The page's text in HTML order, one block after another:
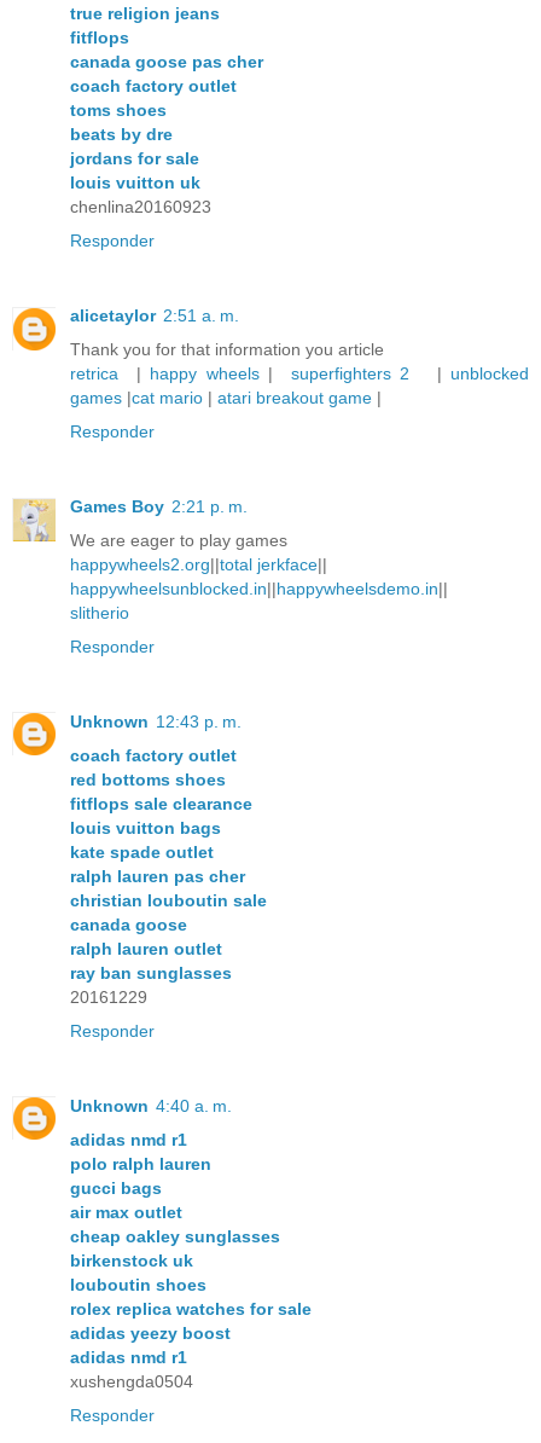
true religion jeans
fitflops
canada goose pas cher
coach factory outlet
toms shoes
beats by dre
jordans for sale
louis vuitton uk
chenlina20160923
Responder
alicetaylor 2:51 a. m.
Thank you for that information you article
retrica | happy wheels| superfighters 2 | unblocked
games |cat mario | atari breakout game |
Responder
Games Boy 2:21 p. m.
We are eager to play games
happywheels2.org||total jerkface||
happywheelsunblocked.in||happywheelsdemo.in||
slitherio
Responder
Unknown 12:43 p. m.
coach factory outlet
red bottoms shoes
fitflops sale clearance
louis vuitton bags
kate spade outlet
ralph lauren pas cher
christian louboutin sale
canada goose
ralph lauren outlet
ray ban sunglasses
20161229
Responder
Unknown 4:40 a. m.
adidas nmd r1
polo ralph lauren
gucci bags
air max outlet
cheap oakley sunglasses
birkenstock uk
louboutin shoes
rolex replica watches for sale
adidas yeezy boost
adidas nmd r1
xushengda0504
Responder